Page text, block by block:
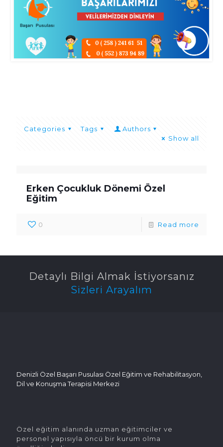
Categories Tags
Authors
Show all
Erken Çocukluk Dönemi Özel
Eğitim
0 Read more
Detaylı Bilgi Almak İstiyorsanız
Sizleri Arayalım
Denizli Özel Başarı Pusulası Özel Eğitim ve Rehabilitasyon,
Dil ve Konuşma Terapisi Merkezi
Özel eğitim alanında uzman eğitimciler ve
personel yapısıyla öncü bir kurum olma